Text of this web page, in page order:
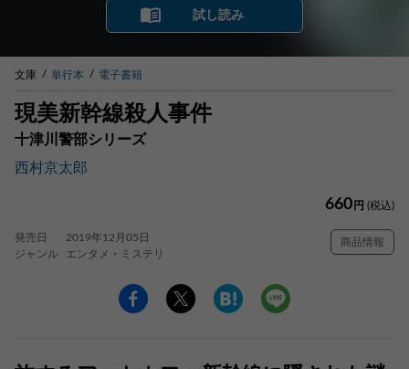
試し読み
文庫 単行本 電子書籍
現美新幹線殺人事件
十津川警部シリーズ
西村京太郎
660 円 (税込)
発売日
2019年12月05日
ジャンル
エンタメ・ミステリ
商品情報